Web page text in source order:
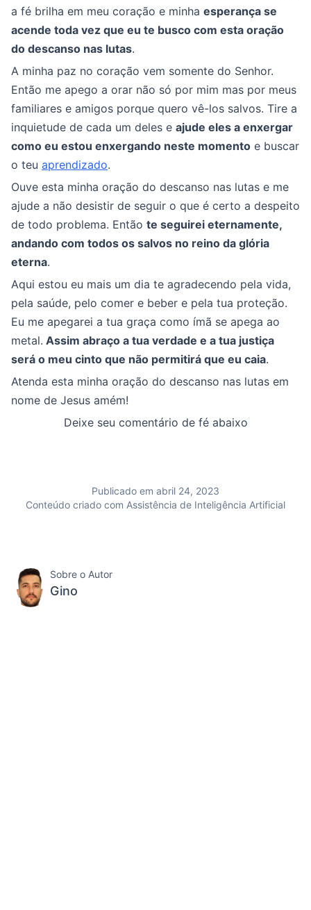
a fé brilha em meu coração e minha esperança se
acende toda vez que eu te busco com esta oração
do descanso nas lutas.
A minha paz no coração vem somente do Senhor.
Então me apego a orar não só por mim mas por meus
familiares e amigos porque quero vê-los salvos. Tire a
inquietude de cada um deles e ajude eles a enxergar
como eu estou enxergando neste momento e buscar
o teu aprendizado.
Ouve esta minha oração do descanso nas lutas e me
ajude a não desistir de seguir o que é certo a despeito
de todo problema. Então te seguirei eternamente,
andando com todos os salvos no reino da glória
eterna.
Aqui estou eu mais um dia te agradecendo pela vida,
pela saúde, pelo comer e beber e pela tua proteção.
Eu me apegarei a tua graça como ímã se apega ao
metal. Assim abraço a tua verdade e a tua justiça
será o meu cinto que não permitirá que eu caia.
Atenda esta minha oração do descanso nas lutas em
nome de Jesus amém!
Deixe seu comentário de fé abaixo
Publicado em abril 24, 2023
Conteúdo criado com Assistência de Inteligência Artificial
Sobre o Autor
Gino